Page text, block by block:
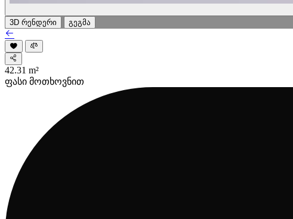
3D რენდერი გეგმა
42.31 m²
ფასი მოთხოვნით